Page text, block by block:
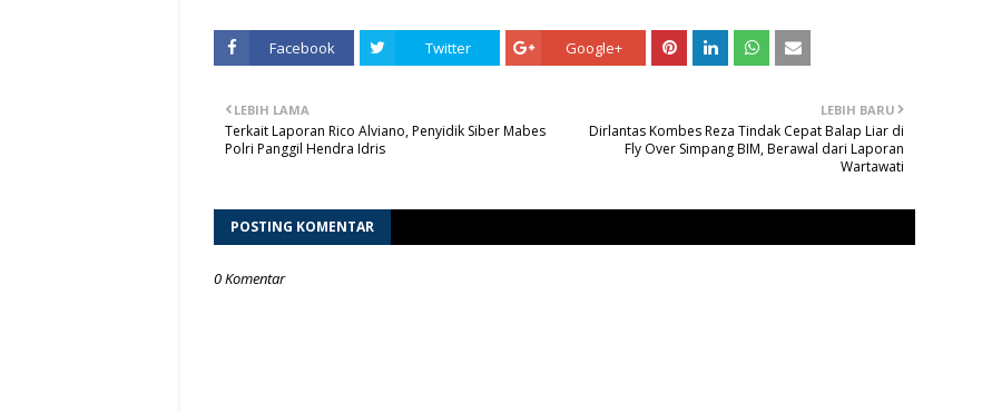
Facebook Twitter Google+
LEBIH BARU
Dirlantas Kombes Reza Tindak Cepat Balap Liar di
Fly Over Simpang BIM, Berawal dari Laporan
Wartawati
LEBIH LAMA
Terkait Laporan Rico Alviano, Penyidik Siber Mabes
Polri Panggil Hendra Idris
POSTING KOMENTAR
0 Komentar